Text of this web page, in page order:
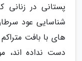
پستانی در زنانی
شناسایی عود
های با بافت
دست نداده اند،